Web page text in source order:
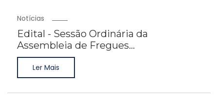
Notícias
Edital - Sessão Ordinária da
Assembleia de Fregues...
Ler Mais